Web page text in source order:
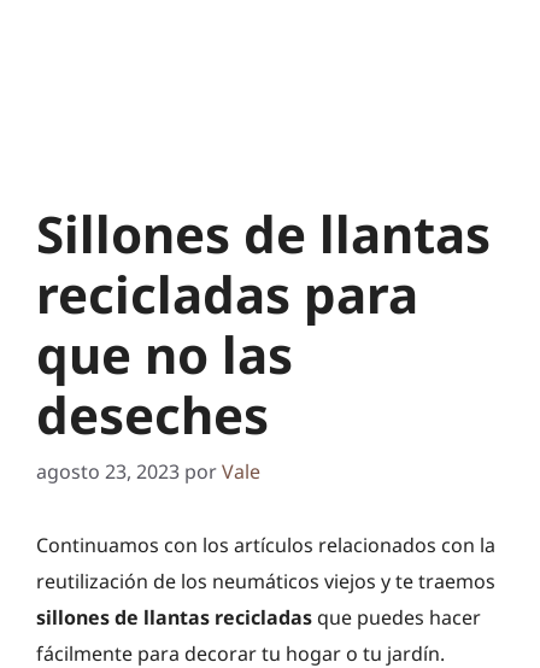
Sillones de llantas
recicladas para
que no las
deseches
agosto 23, 2023 porVale
Continuamos con los artículos relacionados con la
reutilización de los neumáticos viejos y te traemos
sillones de llantas recicladas que puedes hacer
fácilmente para decorar tu hogar o tu jardín.